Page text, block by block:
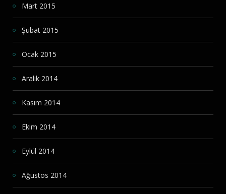
Mart 2015
Şubat 2015
Ocak 2015
Aralık 2014
Kasım 2014
Ekim 2014
Eylül 2014
Ağustos 2014